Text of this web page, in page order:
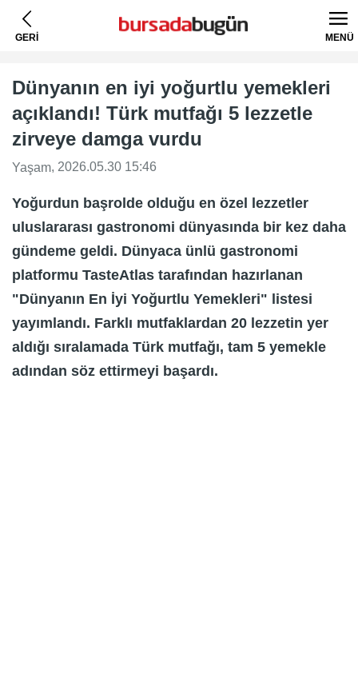
GERİ MENÜ
Dünyanın en iyi yoğurtlu yemekleri
açıklandı! Türk mutfağı 5 lezzetle
zirveye damga vurdu
Yaşam, 2026.05.30 15:46
Yoğurdun başrolde olduğu en özel lezzetler
uluslararası gastronomi dünyasında bir kez daha
gündeme geldi. Dünyaca ünlü gastronomi
platformu TasteAtlas tarafından hazırlanan
"Dünyanın En İyi Yoğurtlu Yemekleri" listesi
yayımlandı. Farklı mutfaklardan 20 lezzetin yer
aldığı sıralamada Türk mutfağı, tam 5 yemekle
adından söz ettirmeyi başardı.